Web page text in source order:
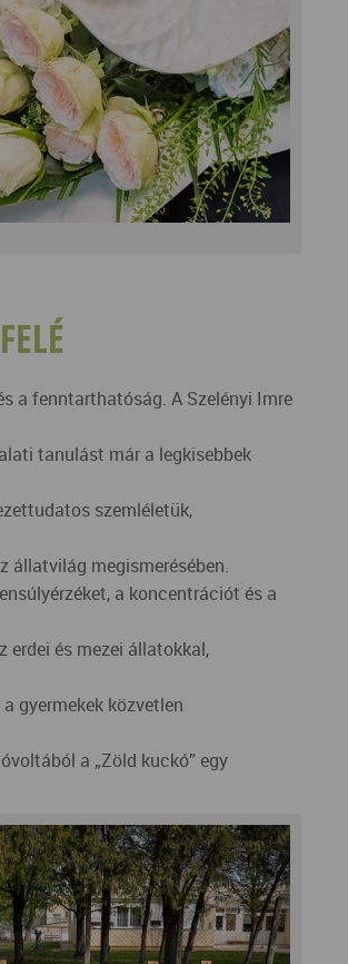
a fenntarthatóság. A Szelényi Imre
tanulást már a legkisebbek
szemléletük,
állatvilág megismerésében.
a koncentrációt és a
erdei és mezei állatokkal,
gyermekek közvetlen
a „Zöld kuckó” egy